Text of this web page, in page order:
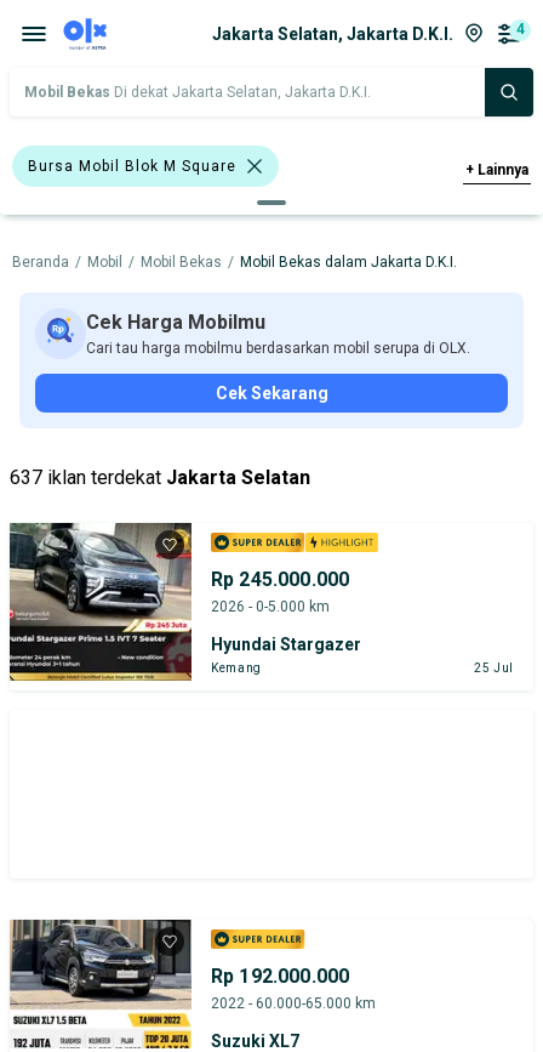
Jakarta Selatan, Jakarta D.K.I. 4
Mobil Bekas Di dekat Jakarta Selatan, Jakarta D.K.I.
Bursa Mobil Blok M Square
Bursa Mobil Kelapa Gading
Bursa Mobil Bintaro
Bursa Gading Auto Center
Bursa Mobil Bekas Giant (BMB)
Biru Toyota Yaris
Hyundai Suzuki Toyota
Harga Merek Dan Model
Tipe Bodi Tipe Membership
+ Lainnya
Beranda / Mobil / Mobil Bekas / Mobil Bekas dalam Jakarta D.K.I.
Cek Harga Mobilmu
Cari tau harga mobilmu berdasarkan mobil serupa di OLX.
Cek Sekarang
637 iklan terdekat Jakarta Selatan
Rp 245.000.000
2026 - 0-5.000 km
Hyundai Stargazer
Kemang 25 Jul
Rp 192.000.000
2022 - 60.000-65.000 km
Suzuki XL7